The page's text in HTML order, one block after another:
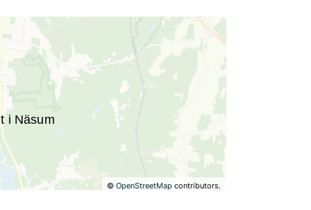
©OpenStreetMap contributors.